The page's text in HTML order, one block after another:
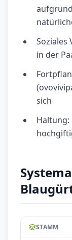
Soziales
in der
sich
STAMM